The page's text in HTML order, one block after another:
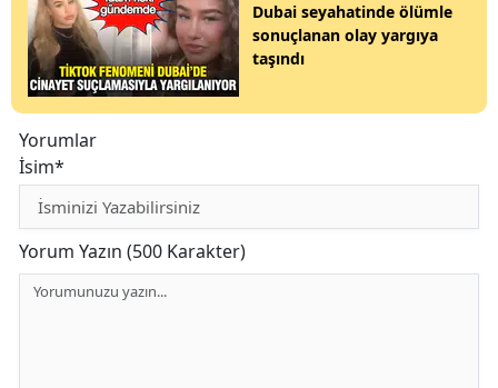
Dubai seyahatinde ölümle
sonuçlanan olay yargıya
taşındı
Yorumlar
İsim*
Yorum Yazın (500 Karakter)